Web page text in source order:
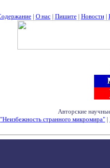
| О нас| Пишите| Новости|
Авторские
"Неизбежность странного микромира" |